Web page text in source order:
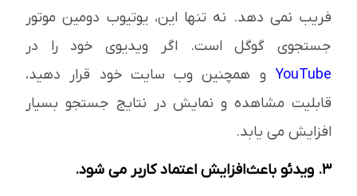
فریب نمی دهد. نه تنها این، یوتیوب دومین موتور
جستجوی گوگل است. اگر ویدیوی خود را در
YouTube و همچنین وب سایت خود قرار دهید،
قابلیت مشاهده و نمایش در نتایج جستجو بسیار
افزایش می یابد.
3. ویدئو باعث افزایش اعتماد کاربر می شود.